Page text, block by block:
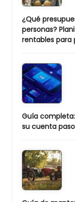
¿Qué
personas?
rentables para
Guía
su cuenta